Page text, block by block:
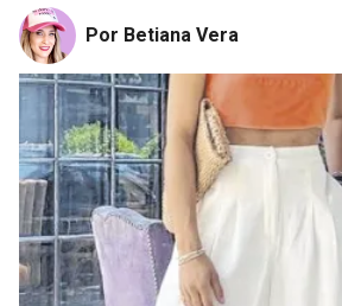
Por Betiana Vera